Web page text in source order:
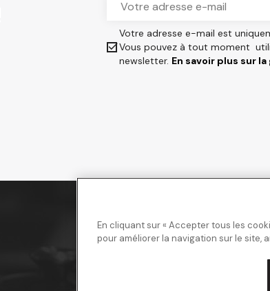

Votre adresse e-mail est
Vous pouvez à tout moment
newsletter. En savoir plus sur
En cliquant sur « Accepter tous les
pour améliorer la navigation sur le site,